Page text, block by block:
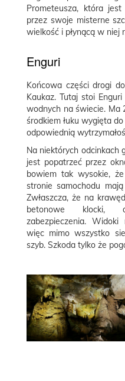
Prometeusza, która jest
przez swoje misterne
wielkość i płynącą w niej
Enguri
Końcowa części drogi
Kaukaz. Tutaj stoi
wodnych na świecie. Ma
środkiem łuku wygięta
odpowiednią
Na niektórych odcinkach
jest popatrzeć przez
bowiem tak wysokie,
stronie samochodu
Zwłaszcza, że na
betonowe klocki,
zabezpieczenia. Widoki
więc mimo wszystko
szyb. Szkoda tylko że